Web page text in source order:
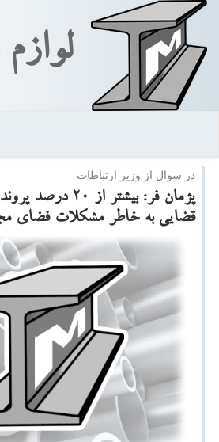
در سوال از وزیر ارتباطات
پژمان فر: بیشتر از
قضایی به خاطر مشكلات فضای